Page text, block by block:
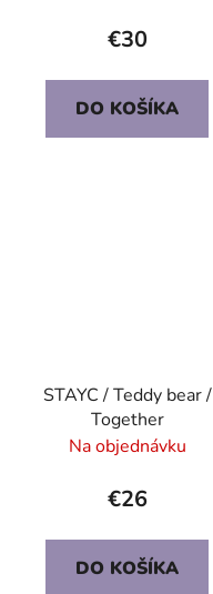
€30
DO KOŠÍKA
STAYC / Teddy bear /
Together
Na objednávku
€26
DO KOŠÍKA